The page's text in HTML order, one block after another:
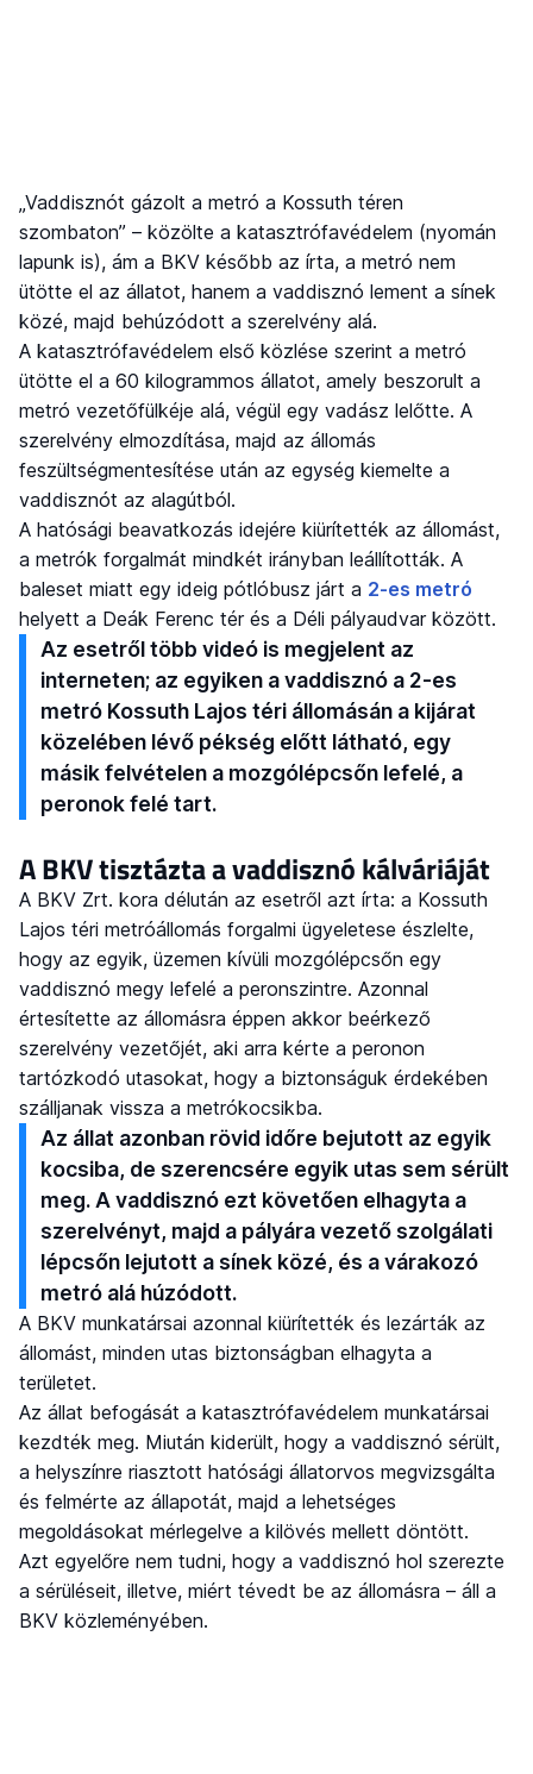
„Vaddisznót gázolt a metró a Kossuth téren
szombaton” – közölte a katasztrófavédelem (nyomán
lapunk is), ám a BKV később az írta, a metró nem
ütötte el az állatot, hanem a vaddisznó lement a sínek
közé, majd behúzódott a szerelvény alá.
A katasztrófavédelem első közlése szerint a metró
ütötte el a 60 kilogrammos állatot, amely beszorult a
metró vezetőfülkéje alá, végül egy vadász lelőtte. A
szerelvény elmozdítása, majd az állomás
feszültségmentesítése után az egység kiemelte a
vaddisznót az alagútból.
A hatósági beavatkozás idejére kiürítették az állomást,
a metrók forgalmát mindkét irányban leállították. A
baleset miatt egy ideig pótlóbusz járt a 2-es metró
helyett a Deák Ferenc tér és a Déli pályaudvar között.
Az esetről több videó is megjelent az
interneten; az egyiken a vaddisznó a 2-es
metró Kossuth Lajos téri állomásán a kijárat
közelében lévő pékség előtt látható, egy
másik felvételen a mozgólépcsőn lefelé, a
peronok felé tart.
A BKV tisztázta a vaddisznó kálváriáját
A BKV Zrt. kora délután az esetről azt írta: a Kossuth
Lajos téri metróállomás forgalmi ügyeletese észlelte,
hogy az egyik, üzemen kívüli mozgólépcsőn egy
vaddisznó megy lefelé a peronszintre. Azonnal
értesítette az állomásra éppen akkor beérkező
szerelvény vezetőjét, aki arra kérte a peronon
tartózkodó utasokat, hogy a biztonságuk érdekében
szálljanak vissza a metrókocsikba.
Az állat azonban rövid időre bejutott az egyik
kocsiba, de szerencsére egyik utas sem sérült
meg. A vaddisznó ezt követően elhagyta a
szerelvényt, majd a pályára vezető szolgálati
lépcsőn lejutott a sínek közé, és a várakozó
metró alá húzódott.
A BKV munkatársai azonnal kiürítették és lezárták az
állomást, minden utas biztonságban elhagyta a
területet.
Az állat befogását a katasztrófavédelem munkatársai
kezdték meg. Miután kiderült, hogy a vaddisznó sérült,
a helyszínre riasztott hatósági állatorvos megvizsgálta
és felmérte az állapotát, majd a lehetséges
megoldásokat mérlegelve a kilövés mellett döntött.
Azt egyelőre nem tudni, hogy a vaddisznó hol szerezte
a sérüléseit, illetve, miért tévedt be az állomásra – áll a
BKV közleményében.